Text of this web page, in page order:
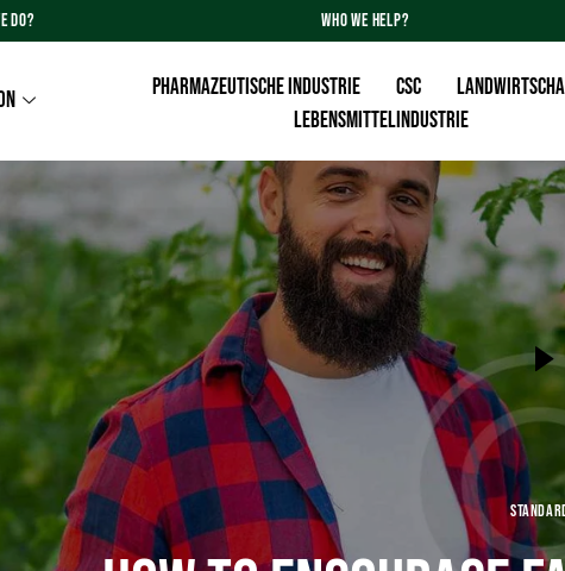
DO? WHO WE HELP?
PHARMAZEUTISCHE INDUSTRIE CSC
Lebensmittelindustrie